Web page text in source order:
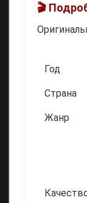
🎬
Год
Страна
Жанр